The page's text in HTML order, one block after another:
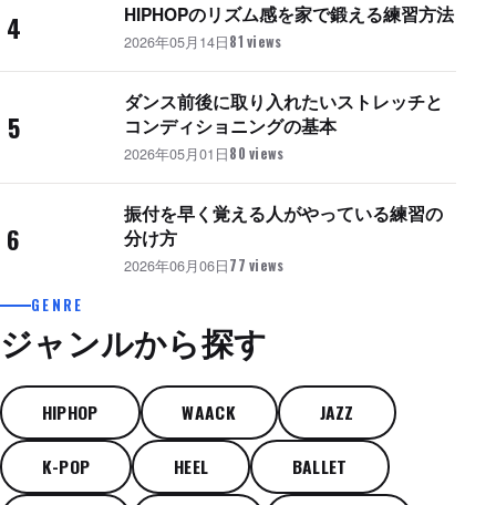
4 HIPHOPのリズム感を家で鍛える練習方法
2026年05月14日81 views
5
ダンス前後に取り入れたいストレッチと
コンディショニングの基本
2026年05月01日80 views
6
振付を早く覚える人がやっている練習の
分け方
2026年06月06日77 views
GENRE
ジャンルから探す
HIPHOP WAACK JAZZ
K-POP HEEL BALLET